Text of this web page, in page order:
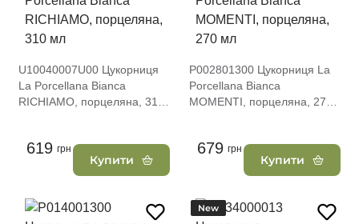
U10040007U00 Цукорниця
La Porcellana Bianca
RICHIAMO, порцеляна, 310
619 грн
Купити
P002801300 Цукорниця La
Porcellana Bianca
MOMENTI, порцеляна, 270
679 грн
Купити
New